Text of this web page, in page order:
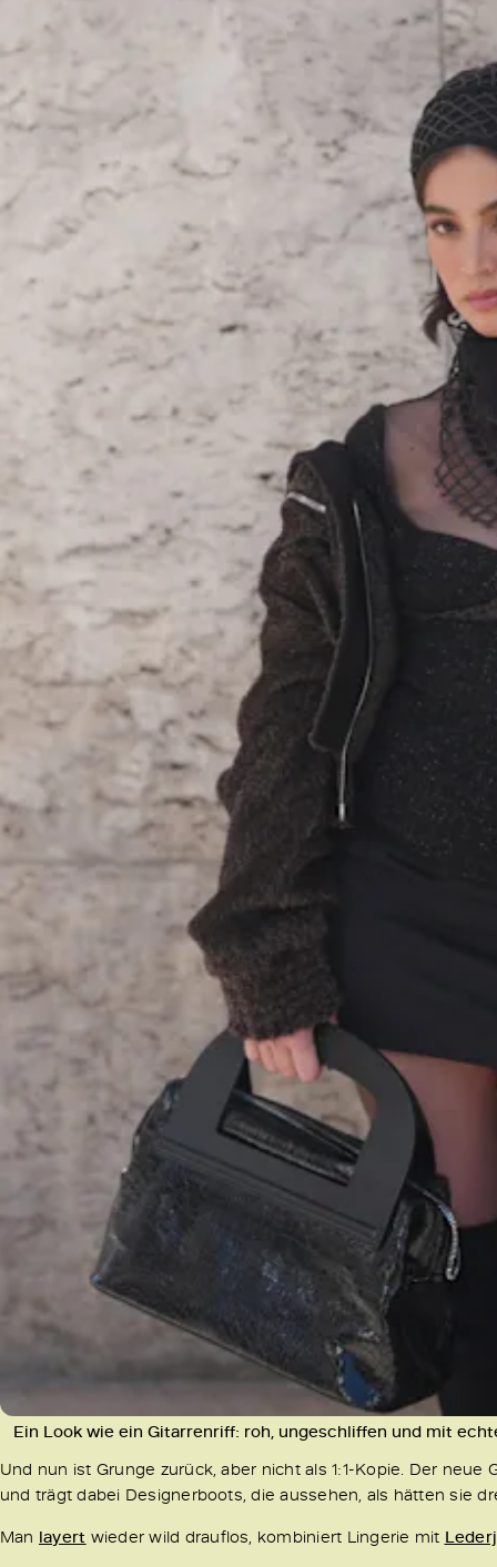
Ein Look wie ein Gitarrenriff: roh, ungeschliffen und mit
Und nun ist Grunge zurück, aber nicht als 1:1-Kopie. Der
und trägt dabei Designerboots, die aussehen, als hätten sie
Man layert wieder wild drauflos, kombiniert Lingerie mit